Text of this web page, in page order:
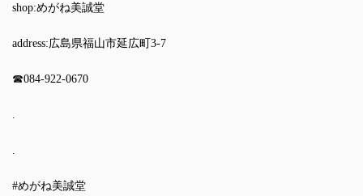
shop:めがね美誠堂
address:広島県福山市延広町3-7
☎︎084-922-0670
#めがね美誠堂